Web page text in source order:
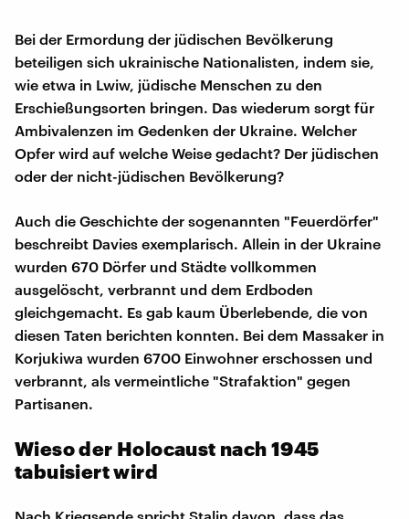
Bei der Ermordung der jüdischen Bevölkerung
beteiligen sich ukrainische Nationalisten, indem sie,
wie etwa in Lwiw, jüdische Menschen zu den
Erschießungsorten bringen. Das wiederum sorgt für
Ambivalenzen im Gedenken der Ukraine. Welcher
Opfer wird auf welche Weise gedacht? Der jüdischen
oder der nicht-jüdischen Bevölkerung?
Auch die Geschichte der sogenannten "Feuerdörfer"
beschreibt Davies exemplarisch. Allein in der Ukraine
wurden 670 Dörfer und Städte vollkommen
ausgelöscht, verbrannt und dem Erdboden
gleichgemacht. Es gab kaum Überlebende, die von
diesen Taten berichten konnten. Bei dem Massaker in
Korjukiwa wurden 6700 Einwohner erschossen und
verbrannt, als vermeintliche "Strafaktion" gegen
Partisanen.
Wieso der Holocaust nach 1945
tabuisiert wird